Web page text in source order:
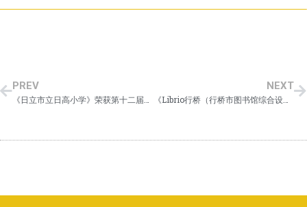
PREV NEXT
《Librio行桥（行桥市图书馆综合设施）》荣获第十九届国际设计传媒奖 年度公共空间大奖【金奖】